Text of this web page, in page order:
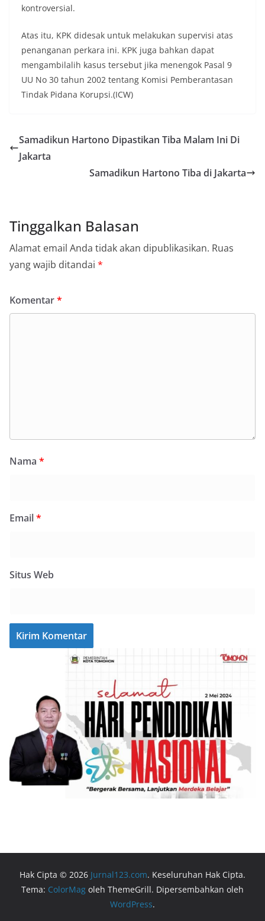
kontroversial.
Atas itu, KPK didesak untuk melakukan supervisi atas
penanganan perkara ini. KPK juga bahkan dapat
mengambilalih kasus tersebut jika menengok Pasal 9
UU No 30 tahun 2002 tentang Komisi Pemberantasan
Tindak Pidana Korupsi.(ICW)
Samadikun Hartono Dipastikan Tiba Malam Ini Di
Jakarta
Samadikun Hartono Tiba di Jakarta
Tinggalkan Balasan
Alamat email Anda tidak akan dipublikasikan. Ruas
yang wajib ditandai *
Komentar*
Nama *
Email*
Situs Web
Hak Cipta © 2026 Jurnal123.com. Keseluruhan Hak Cipta.
Tema: ColorMag oleh ThemeGrill. Dipersembahkan oleh
WordPress.